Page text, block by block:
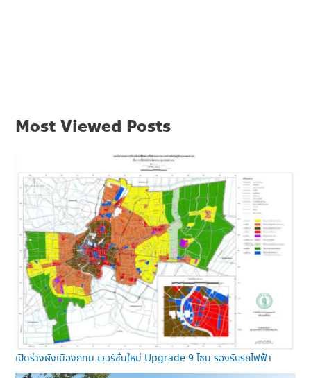
Most Viewed Posts
เปิดร่างผังเมืองกทม.เวอร์ชั่นใหม่ Upgrade 9 โซน รองรับรถไฟฟ้า